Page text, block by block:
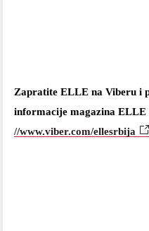
Zapratite ELLE na Viberu i
informacije magazina ELLE
//www.viber.com/ellesrbija